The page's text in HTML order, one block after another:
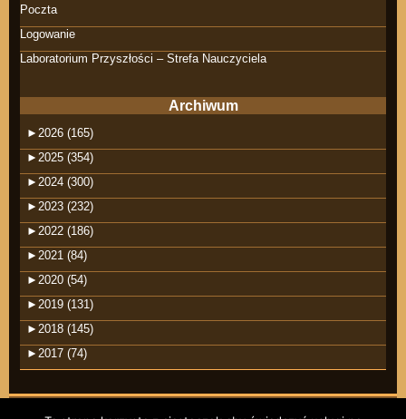
Poczta
Logowanie
Laboratorium Przyszłości – Strefa Nauczyciela
Archiwum
► 2026 (165)
► 2025 (354)
► 2024 (300)
► 2023 (232)
► 2022 (186)
► 2021 (84)
► 2020 (54)
► 2019 (131)
► 2018 (145)
► 2017 (74)